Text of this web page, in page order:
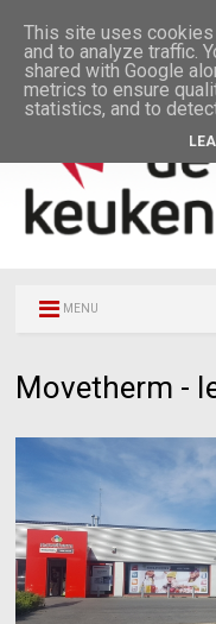
MENU
Movetherm -
This site uses
and to analyze traffic.
shared with Google
metrics to ensure
statistics, and to